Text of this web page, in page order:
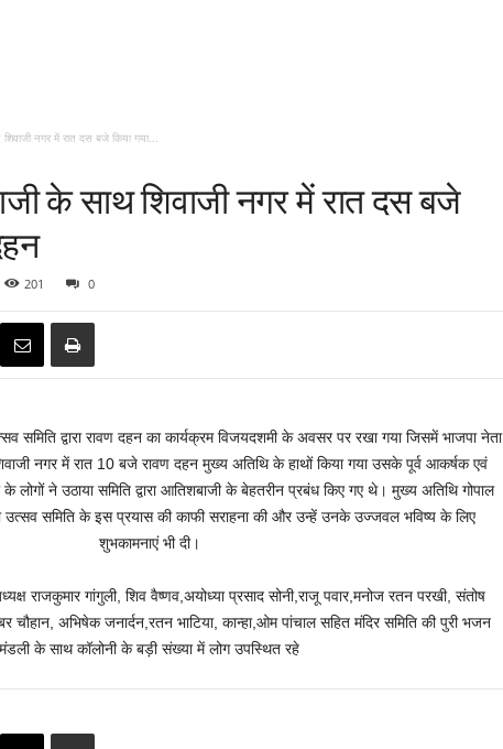
नगर में रात दस बजे किया गया...
के साथ शिवाजी नगर में रात दस बजे
201 0
समिति द्वारा रावण दहन का कार्यक्रम विजयदशमी के अवसर पर रखा गया जिसमें भाजपा नेता
नगर में रात 10 बजे रावण दहन मुख्य अतिथि के हाथों किया गया उसके पूर्व आकर्षक एवं
लोगों ने उठाया समिति द्वारा आतिशबाजी के बेहतरीन प्रबंध किए गए थे। मुख्य अतिथि गोपाल
उत्सव समिति के इस प्रयास की काफी सराहना की और उन्हें उनके उज्जवल भविष्य के लिए
शुभकामनाएं भी दी।
राजकुमार गांगुली, शिव वैष्णव,अयोध्या प्रसाद सोनी,राजू पवार,मनोज रतन परखी, संतोष
चौहान, अभिषेक जनार्दन,रतन भाटिया, कान्हा,ओम पांचाल सहित मंदिर समिति की पुरी भजन
मंडली के साथ कॉलोनी के बड़ी संख्या में लोग उपस्थित रहे